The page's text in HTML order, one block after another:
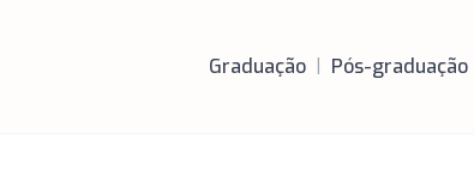
Graduação | Pós-graduação